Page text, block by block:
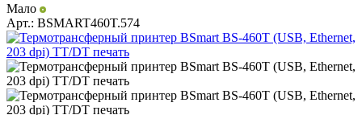
Мало
Арт.: BSMART460T.574